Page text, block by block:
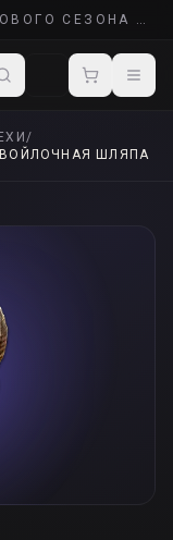
ЛИГА RUNES OF ALDUR — СТАРТ НОВОГО СЕЗОНА POE 2
/
ШЛЯПА